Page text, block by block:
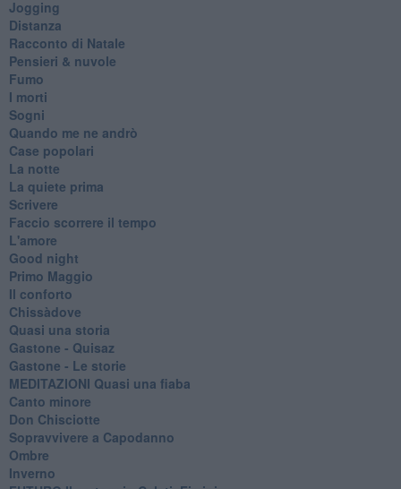
Jogging
Distanza
Racconto di Natale
Pensieri & nuvole
Fumo
I morti
Sogni
Quando me ne andrò
Case popolari
La notte
La quiete prima
Scrivere
Faccio scorrere il tempo
L'amore
Good night
Primo Maggio
Il conforto
Chissàdove
Quasi una storia
Gastone - Quisaz
Gastone - Le storie
MEDITAZIONI Quasi una fiaba
Canto minore
Don Chisciotte
Sopravvivere a Capodanno
Ombre
Inverno